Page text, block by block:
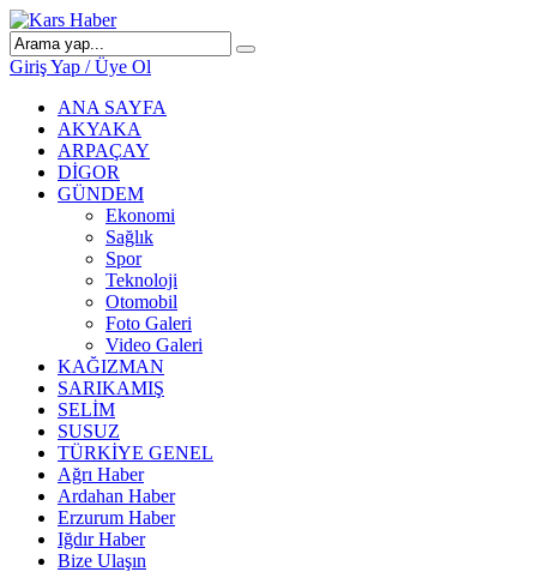
Giriş Yap / Üye Ol
ANA SAYFA
AKYAKA
ARPAÇAY
DİGOR
GÜNDEM
Ekonomi
Sağlık
Spor
Teknoloji
Otomobil
Foto Galeri
Video Galeri
KAĞIZMAN
SARIKAMIŞ
SELİM
SUSUZ
TÜRKİYE GENEL
Ağrı Haber
Ardahan Haber
Erzurum Haber
Iğdır Haber
Bize Ulaşın